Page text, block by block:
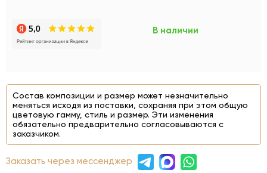
В наличии
Состав композиции и размер может незначительно
меняться исходя из поставки, сохраняя при этом общую
цветовую гамму, стиль и размер. Эти изменения
обязательно предварительно согласовываются с
заказчиком.
Заказать через мессенджер